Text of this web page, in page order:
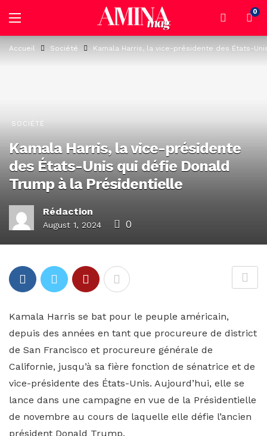
0
Accueil Société Kamala Harris, la vice-présidente des États-
SOCIÉTÉ
Kamala Harris, la vice-présidente
des États-Unis qui défie Donald
Trump à la Présidentielle
Rédaction
August 1, 2024 0
Kamala Harris se bat pour le peuple américain,
depuis des années en tant que procureure de district
de San Francisco et procureure générale de
Californie, jusqu’à sa fière fonction de sénatrice et de
vice-présidente des États-Unis. Aujourd’hui, elle se
lance dans une campagne en vue de la Présidentielle
de novembre au cours de laquelle elle défie l’ancien
président Donald Trump.